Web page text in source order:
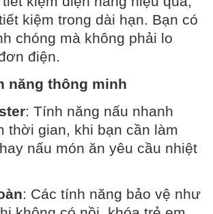
kiệm trong dài hạn. Bạn có
chóng mà không phải lo
điện.
năng thông minh
: Tính năng nấu nhanh
thời gian, khi bạn cần làm
nấu món ăn yêu cầu nhiệt
: Các tính năng bảo vệ như